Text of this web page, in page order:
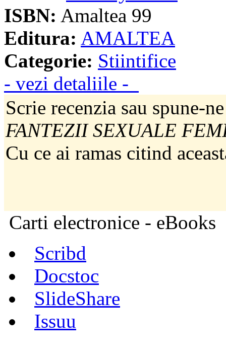
ISBN: Amaltea 99
Editura: AMALTEA
Categorie: Stiintifice
- vezi detaliile -
Scrie recenzia sau spune-
FANTEZII SEXUALE
Cu ce ai ramas citind
Carti electronice - eBooks
Scribd
Docstoc
SlideShare
Issuu